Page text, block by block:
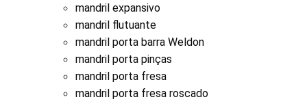
mandril expansivo
mandril flutuante
mandril porta barra Weldon
mandril porta pinças
mandril porta fresa
mandril porta fresa roscado